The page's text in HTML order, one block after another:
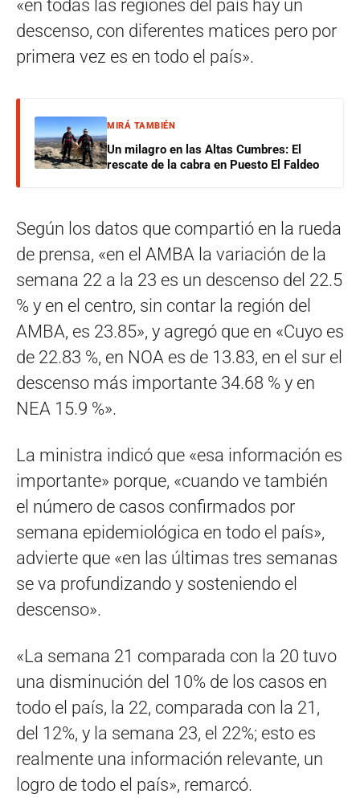
«en todas las regiones del país hay un
descenso, con diferentes matices pero por
primera vez es en todo el país».
MIRÁ TAMBIÉN
Un milagro en las Altas Cumbres: El
rescate de la cabra en Puesto El Faldeo
Según los datos que compartió en la rueda
de prensa, «en el AMBA la variación de la
semana 22 a la 23 es un descenso del 22.5
% y en el centro, sin contar la región del
AMBA, es 23.85», y agregó que en «Cuyo es
de 22.83 %, en NOA es de 13.83, en el sur el
descenso más importante 34.68 % y en
NEA 15.9 %».
La ministra indicó que «esa información es
importante» porque, «cuando ve también
el número de casos confirmados por
semana epidemiológica en todo el país»,
advierte que «en las últimas tres semanas
se va profundizando y sosteniendo el
descenso».
«La semana 21 comparada con la 20 tuvo
una disminución del 10% de los casos en
todo el país, la 22, comparada con la 21,
del 12%, y la semana 23, el 22%; esto es
realmente una información relevante, un
logro de todo el país», remarcó.